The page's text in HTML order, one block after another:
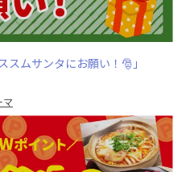
ムサンタにお願い！🎅」
マ